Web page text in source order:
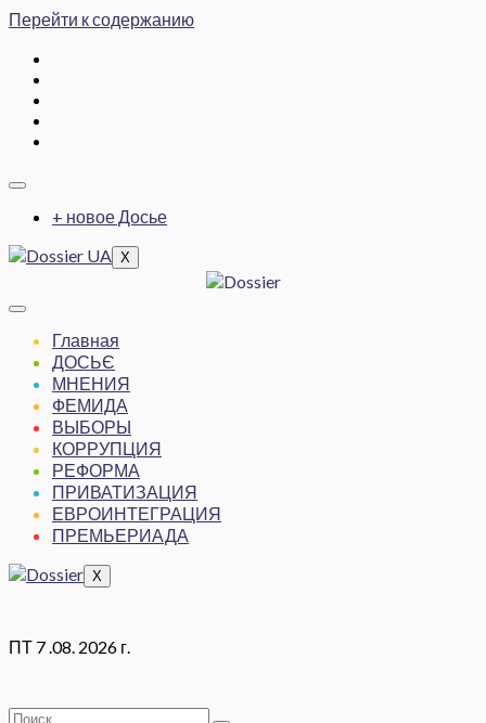
Перейти к содержанию
+ новое Досье
X
Главная
ДОСЬЄ
МНЕНИЯ
ФЕМИДА
ВЫБОРЫ
КОРРУПЦИЯ
РЕФОРМА
ПРИВАТИЗАЦИЯ
ЕВРОИНТЕГРАЦИЯ
ПРЕМЬЕРИАДА
X
ПТ 7 .08. 2026 г.